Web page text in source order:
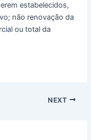
estabelecidos,
não renovação da
ou total da
NEXT